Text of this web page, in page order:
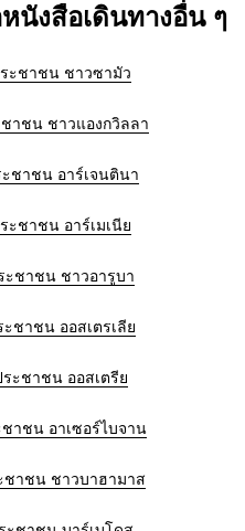
นังสือเดินทางอื่น ๆ
ะชาชน ชาวซามัว
าชน ชาวแองกวิลลา
ชาชน อาร์เจนตินา
ชาชน อาร์เมเนีย
ชาชน ชาวอารูบา
ชาชน ออสเตรเลีย
ะชาชน ออสเตรีย
าชน อาเซอร์ไบจาน
าชน ชาวบาฮามาส